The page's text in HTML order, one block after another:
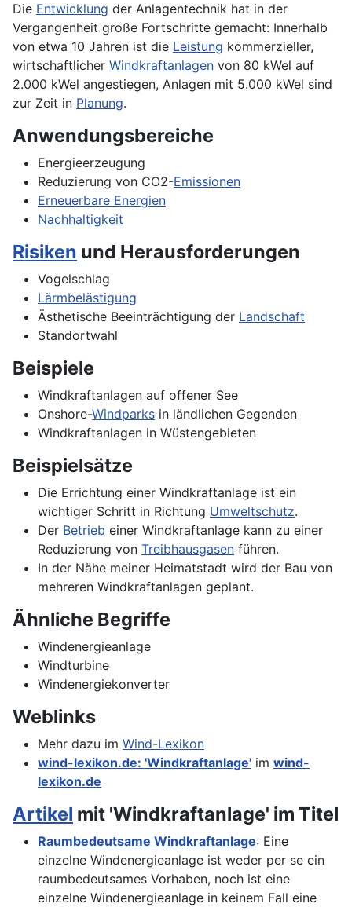
Die Entwicklung der Anlagentechnik hat in der
Vergangenheit große Fortschritte gemacht: Innerhalb
von etwa 10 Jahren ist die Leistung kommerzieller,
wirtschaftlicher Windkraftanlagen von 80 kWel auf
2.000 kWel angestiegen, Anlagen mit 5.000 kWel sind
zur Zeit in Planung.
Anwendungsbereiche
Energieerzeugung
Reduzierung von CO2-Emissionen
Erneuerbare Energien
Nachhaltigkeit
Risiken und Herausforderungen
Vogelschlag
Lärmbelästigung
Ästhetische Beeinträchtigung der Landschaft
Standortwahl
Beispiele
Windkraftanlagen auf offener See
Onshore-Windparks in ländlichen Gegenden
Windkraftanlagen in Wüstengebieten
Beispielsätze
Die Errichtung einer Windkraftanlage ist ein
wichtiger Schritt in Richtung Umweltschutz.
Der Betrieb einer Windkraftanlage kann zu einer
Reduzierung von Treibhausgasen führen.
In der Nähe meiner Heimatstadt wird der Bau von
mehreren Windkraftanlagen geplant.
Ähnliche Begriffe
Windenergieanlage
Windturbine
Windenergiekonverter
Weblinks
Mehr dazu im Wind-Lexikon
wind-lexikon.de: 'Windkraftanlage' im wind-
lexikon.de
Artikel mit 'Windkraftanlage' im Titel
Raumbedeutsame Windkraftanlage: Eine
einzelne Windenergieanlage ist weder per se ein
raumbedeutsames Vorhaben, noch ist eine
einzelne Windenergieanlage in keinem Fall eine